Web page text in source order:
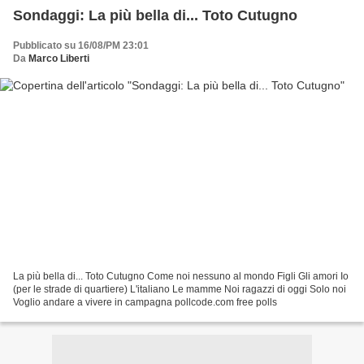
Sondaggi: La più bella di... Toto Cutugno
Pubblicato su 16/08/PM 23:01
Da Marco Liberti
La più bella di... Toto Cutugno Come noi nessuno al mondo Figli Gli amori Io
(per le strade di quartiere) L'italiano Le mamme Noi ragazzi di oggi Solo noi
Voglio andare a vivere in campagna pollcode.com free polls